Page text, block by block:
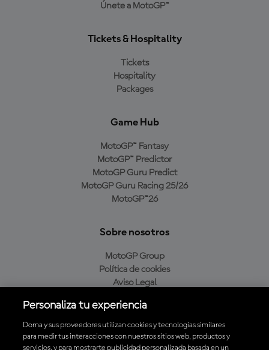
Únete a MotoGP™
Tickets & Hospitality
Tickets
Hospitality
Packages
Game Hub
MotoGP™ Fantasy
MotoGP™ Predictor
MotoGP Guru Predict
MotoGP Guru Racing 25/26
MotoGP™26
Sobre nosotros
MotoGP Group
Política de cookies
Aviso Legal
Política de compra
Personaliza tu experiencia
Dorna y sus proveedores utilizan cookies y tecnologías similares
para medir tus interacciones con nuestros sitios web, productos y
servicios, y para mostrarte publicidad personalizada basada en un